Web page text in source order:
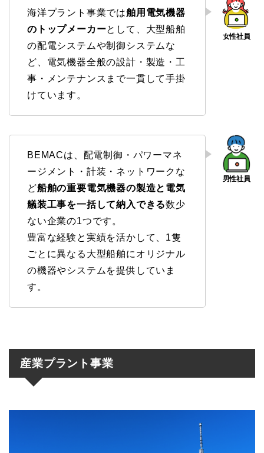
海洋プラント事業では舶用電気機器
のトップメーカーとして、大型船舶
の配電システムや制御システムな
ど、電気機器全般の設計・製造・工
事・メンテナンスまで一貫して手掛
けています。
BEMACは、配電制御・パワーマネ
ージメント・計装・ネットワークな
ど船舶の重要電気機器の製造と電気
艤装工事を一括して納入できる数少
ない企業の1つです。
豊富な経験と実績を活かして、1隻
ごとに異なる大型船舶にオリジナル
の機器やシステムを提供していま
す。
産業プラント事業